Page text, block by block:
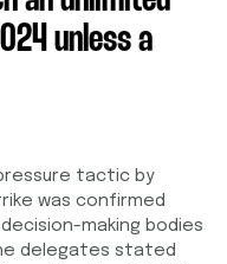
unless a
tactic by
was confirmed
making bodies
delegates stated